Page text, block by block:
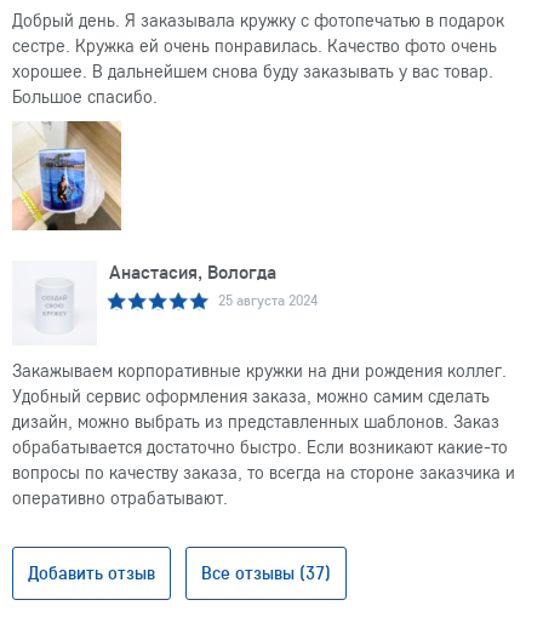
Добрый день. Я заказывала кружку с фотопечатью в подарок
сестре. Кружка ей очень понравилась. Качество фото очень
хорошее. В дальнейшем снова буду заказывать у вас товар.
Большое спасибо.
Анастасия, Вологда
25 августа 2024
Закажываем корпоративные кружки на дни рождения коллег.
Удобный сервис оформления заказа, можно самим сделать
дизайн, можно выбрать из представленных шаблонов. Заказ
обрабатывается достаточно быстро. Если возникают какие-то
вопросы по качеству заказа, то всегда на стороне заказчика и
оперативно отрабатывают.
Добавить отзыв Все отзывы (37)